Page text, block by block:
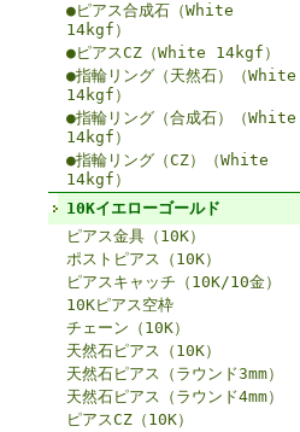
●ピアス合成石（White
14kgf）
●ピアスCZ（White 14kgf）
●指輪リング（天然石）（White
14kgf）
●指輪リング（合成石）（White
14kgf）
●指輪リング（CZ）（White
14kgf）
10Kイエローゴールド
ピアス金具（10K）
ポストピアス（10K）
ピアスキャッチ（10K/10金）
10Kピアス空枠
チェーン（10K）
天然石ピアス（10K）
天然石ピアス（ラウンド3mm）
天然石ピアス（ラウンド4mm）
ピアスCZ（10K）